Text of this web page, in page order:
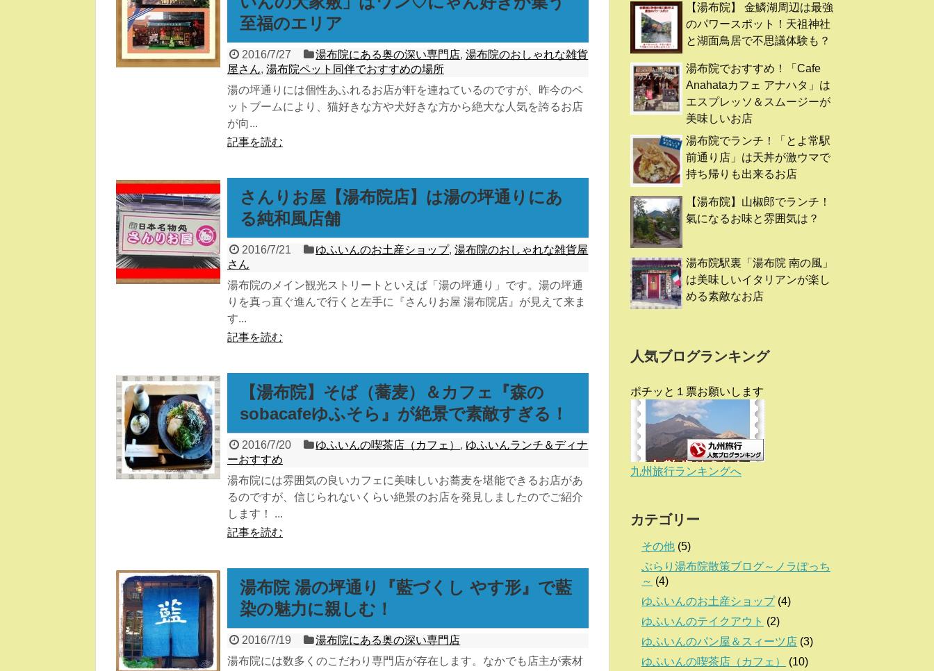
至福のエリア
2016/7/27 湯布院にある奥の深い専門店,湯布院のおしゃれな雑貨
屋さん, 湯布院ペット同伴でおすすめの場所
湯の坪通りには個性あふれるお店が軒を連ねているのですが、昨今のペ
ットブームにより、猫好きな方や犬好きな方から絶大な人気を誇るお店
が向...
記事を読む
さんりお屋【湯布院店】は湯の坪通りにあ
る純和風店舗
2016/7/21 ゆふいんのお土産ショップ,湯布院のおしゃれな雑貨屋
さん
湯布院のメイン観光ストリートといえば「湯の坪通り」です。湯の坪通
りを真っ直ぐ進んで行くと左手に『さんりお屋 湯布院店』が見えて来ま
す...
記事を読む
【湯布院】そば（蕎麦）＆カフェ『森の
sobacafeゆふそら』が絶景で素敵すぎる！
2016/7/20 ゆふいんの喫茶店（カフェ） , ゆふいんランチ＆ディナ
ーおすすめ
湯布院には雰囲気の良いカフェに美味しいお蕎麦を堪能できるお店があ
るのですが、信じられないくらい絶景のお店を発見しましたのでご紹介
します！ ...
記事を読む
湯布院 湯の坪通り『藍づくし やす形』で藍
染の魅力に親しむ！
2016/7/19
湯布院にある奥の深い専門店
湯布院には数多くのこだわり専門店が存在します。なかでも店主が素材
【湯布院】 金鱗湖周辺は最強
のパワースポット！天祖神社
と湖面鳥居で不思議体験も？
湯布院でおすすめ！「Cafe
Anahataカフェ アナハタ」は
エスプレッソ＆スムージーが
美味しいお店
湯布院でランチ！「とよ常駅
前通り店」は天丼が激ウマで
持ち帰りも出来るお店
【湯布院】山椒郎でランチ！
氣になるお味と雰囲気は？
湯布院駅裏「湯布院 南の風」
は美味しいイタリアンが楽し
める素敵なお店
人気ブログランキング
ポチッと１票お願いします
九州旅行ランキングへ
カテゴリー
その他 (5)
ぶらり湯布院散策ブログ～ノラぽっち
～ (4)
ゆふいんのお土産ショップ(4)
ゆふいんのテイクアウト (2)
ゆふいんのパン屋＆スィーツ店 (3)
ゆふいんの喫茶店（カフェ）
(10)